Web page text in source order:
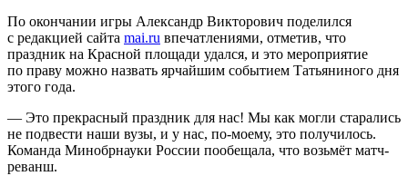
По окончании игры Александр Викторович поделился
с редакцией сайта mai.ru впечатлениями, отметив, что
праздник на Красной площади удался, и это мероприятие
по праву можно назвать ярчайшим событием Татьяниного дня
этого года.
— Это прекрасный праздник для нас! Мы как могли старались
не подвести наши вузы, и у нас, по-моему, это получилось.
Команда Минобрнауки России пообещала, что возьмёт матч-
реванш.